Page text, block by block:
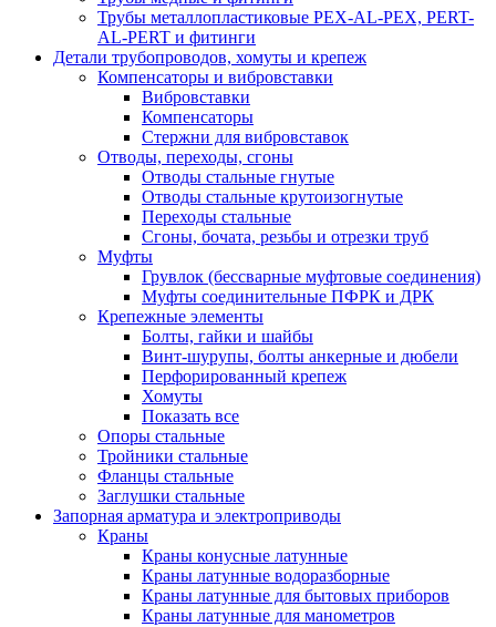
Трубы металлопластиковые PEX-AL-PEX, PERT-
AL-PERT и фитинги
Детали трубопроводов, хомуты и крепеж
Компенсаторы и вибровставки
Вибровставки
Компенсаторы
Стержни для вибровставок
Отводы, переходы, сгоны
Отводы стальные гнутые
Отводы стальные крутоизогнутые
Переходы стальные
Сгоны, бочата, резьбы и отрезки труб
Муфты
Грувлок (бессварные муфтовые соединения)
Муфты соединительные ПФРК и ДРК
Крепежные элементы
Болты, гайки и шайбы
Винт-шурупы, болты анкерные и дюбели
Перфорированный крепеж
Хомуты
Показать все
Опоры стальные
Тройники стальные
Фланцы стальные
Заглушки стальные
Запорная арматура и электроприводы
Краны
Краны конусные латунные
Краны латунные водоразборные
Краны латунные для бытовых приборов
Краны латунные для манометров